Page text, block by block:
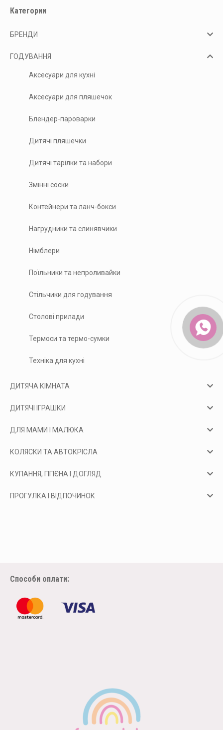
Категории
БРЕНДИ
ГОДУВАННЯ
Аксесуари для кухні
Аксесуари для пляшечок
Блендер-пароварки
Дитячі пляшечки
Дитячі тарілки та набори
Змінні соски
Контейнери та ланч-бокси
Нагрудники та слинявчики
Німблери
Поїльники та непроливайки
Стільчики для годування
Столові прилади
Термоси та термо-сумки
Техніка для кухні
ДИТЯЧА КІМНАТА
ДИТЯЧІ ІГРАШКИ
ДЛЯ МАМИ І МАЛЮКА
КОЛЯСКИ ТА АВТОКРІСЛА
КУПАННЯ, ГІГІЄНА І ДОГЛЯД
ПРОГУЛКА І ВІДПОЧИНОК
Способи оплати: